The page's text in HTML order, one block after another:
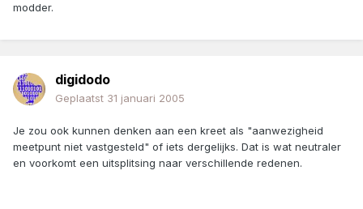
modder.
digidodo
Geplaatst 31 januari 2005
Je zou ook kunnen denken aan een kreet als "aanwezigheid
meetpunt niet vastgesteld" of iets dergelijks. Dat is wat neutraler
en voorkomt een uitsplitsing naar verschillende redenen.